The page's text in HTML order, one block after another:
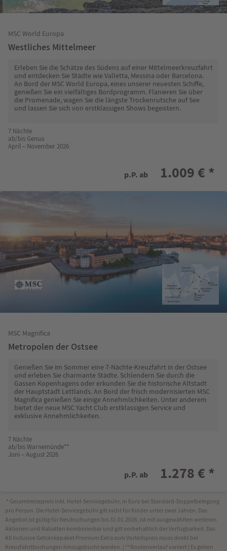
MSC World Europa
Westliches Mittelmeer
Erleben Sie die Schätze des Südens auf einer Mittelmeerkreuzfahrt
und entdecken Sie Städte wie Valletta, Messina oder Barcelona.
An Bord der MSC World Europa, eines unserer neuesten Schiffe,
genießen Sie ein vielfältiges Bordprogramm. Flanieren Sie über
die Promenade, wagen Sie die längste Trockenrutsche auf See
und lassen Sie sich von erstklassigen Shows begeistern.
7 Nächte
ab/bis Genua
April – November 2026
p.P. ab 1.009 € *
MSC Magnifica
Metropolen der Ostsee
Genießen Sie im Sommer eine 7-Nächte-Kreuzfahrt in der Ostsee
und erleben Sie charmante Städte. Schlendern Sie durch die
Gassen Kopenhagens oder erkunden Sie die historische Altstadt
der Hauptstadt Lettlands. An Bord der frisch modernisierten MSC
Magnifica genießen Sie einige Annehmlichkeiten. Unter anderem
bietet der neue MSC Yacht Club erstklassigen Service und
exklusive Annehmlichkeiten.
7 Nächte
ab/bis Warnemünde**
Juni – August 2026
p.P. ab 1.278 € *
* Gesamtreisepreis inkl. Hotel-Servicegebühr, in Euro bei Standard-Doppelbelegung
pro Person. Die Hotel-Servicegebühr gilt nicht für Kinder unter zwei Jahren. Das
Angebot ist gültig für Neubuchungen bis 31.01.2026, ist mit ausgewählten weiteren
Aktionen und Rabatten kombinierbar und gilt vorbehaltlich der Verfügbarkeit. Das
All Inclusive Getränkepaket Premium Extra zum Vorteilspreis muss direkt bei
Kreuzfahrtbuchungen hinzugebucht werden. | **Routenverlauf variiert | Es gelten